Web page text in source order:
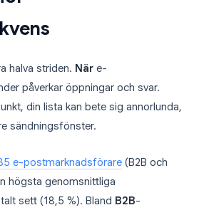
halva striden. När e-
påverkar öppningar och svar.
din lista kan bete sig annorlunda,
sändningsfönster.
e-postmarknadsförare (B2B och
högsta genomsnittliga
sett (18,5 %). Bland B2B-